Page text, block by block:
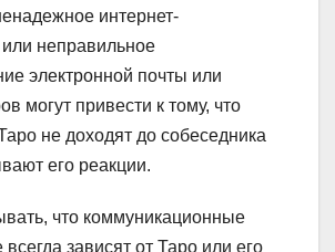
интернет-
неправильное
электронной почты или
могут привести к тому, что
не доходят до собеседника
его реакции.
что коммуникационные
зависят от Таро или его